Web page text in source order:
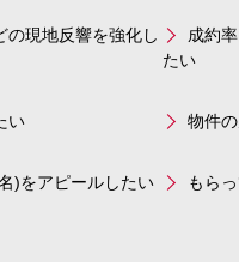
の現地反響を強化し
成約
たい
い 物件
)をアピールしたい もら